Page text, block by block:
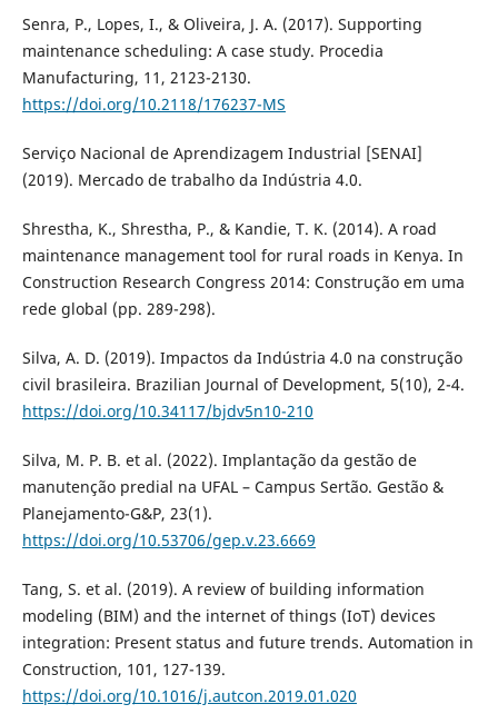
Senra, P., Lopes, I., & Oliveira, J. A. (2017). Supporting
maintenance scheduling: A case study. Procedia
Manufacturing, 11, 2123-2130.
https://doi.org/10.2118/176237-MS
Serviço Nacional de Aprendizagem Industrial [SENAI]
(2019). Mercado de trabalho da Indústria 4.0.
Shrestha, K., Shrestha, P., & Kandie, T. K. (2014). A road
maintenance management tool for rural roads in Kenya. In
Construction Research Congress 2014: Construção em uma
rede global (pp. 289-298).
Silva, A. D. (2019). Impactos da Indústria 4.0 na construção
civil brasileira. Brazilian Journal of Development, 5(10), 2-4.
https://doi.org/10.34117/bjdv5n10-210
Silva, M. P. B. et al. (2022). Implantação da gestão de
manutenção predial na UFAL – Campus Sertão. Gestão &
Planejamento-G&P, 23(1).
https://doi.org/10.53706/gep.v.23.6669
Tang, S. et al. (2019). A review of building information
modeling (BIM) and the internet of things (IoT) devices
integration: Present status and future trends. Automation in
Construction, 101, 127-139.
https://doi.org/10.1016/j.autcon.2019.01.020